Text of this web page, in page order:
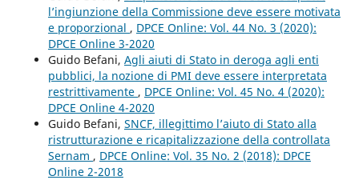
l’ingiunzione della Commissione deve essere motivata
e proporzional , DPCE Online: Vol. 44 No. 3 (2020):
DPCE Online 3-2020
Guido Befani, Agli aiuti di Stato in deroga agli enti
pubblici, la nozione di PMI deve essere interpretata
restrittivamente , DPCE Online: Vol. 45 No. 4 (2020):
DPCE Online 4-2020
Guido Befani, SNCF, illegittimo l’aiuto di Stato alla
ristrutturazione e ricapitalizzazione della controllata
Sernam , DPCE Online: Vol. 35 No. 2 (2018): DPCE
Online 2-2018